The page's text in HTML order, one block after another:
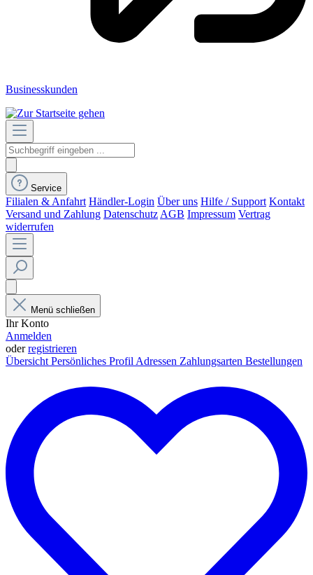
Businesskunden
Service
Filialen & Anfahrt Händler-Login Über uns Hilfe / Support Kontakt
Versand und Zahlung Datenschutz AGB Impressum Vertrag
widerrufen
Menü schließen
Ihr Konto
Anmelden
oderregistrieren
Übersicht Persönliches Profil Adressen Zahlungsarten Bestellungen